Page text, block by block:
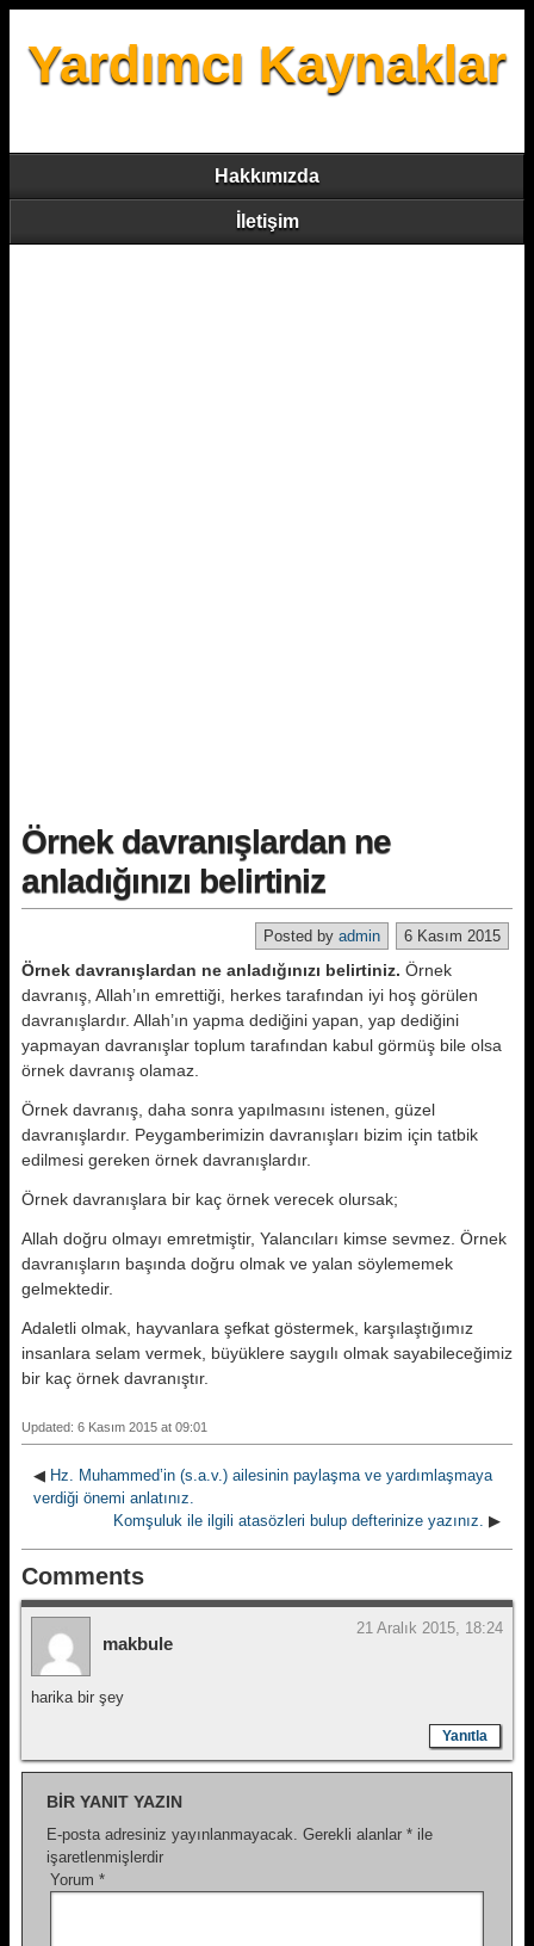
Yardımcı Kaynaklar
Hakkımızda
İletişim
Örnek davranışlardan ne
anladığınızı belirtiniz
6 Kasım 2015
Posted by admin
Örnek davranışlardan ne anladığınızı belirtiniz. Örnek
davranış, Allah’ın emrettiği, herkes tarafından iyi hoş görülen
davranışlardır. Allah’ın yapma dediğini yapan, yap dediğini
yapmayan davranışlar toplum tarafından kabul görmüş bile olsa
örnek davranış olamaz.
Örnek davranış, daha sonra yapılmasını istenen, güzel
davranışlardır. Peygamberimizin davranışları bizim için tatbik
edilmesi gereken örnek davranışlardır.
Örnek davranışlara bir kaç örnek verecek olursak;
Allah doğru olmayı emretmiştir, Yalancıları kimse sevmez. Örnek
davranışların başında doğru olmak ve yalan söylememek
gelmektedir.
Adaletli olmak, hayvanlara şefkat göstermek, karşılaştığımız
insanlara selam vermek, büyüklere saygılı olmak sayabileceğimiz
bir kaç örnek davranıştır.
Updated: 6 Kasım 2015 at 09:01
◀ Hz. Muhammed’in (s.a.v.) ailesinin paylaşma ve yardımlaşmaya
verdiği önemi anla­tınız.
Komşuluk ile ilgili atasözleri bulup defterinize yazınız. ▶
Comments
makbule
21 Aralık 2015, 18:24
harika bir şey
Yanıtla
BIR YANIT YAZIN
E-posta adresiniz yayınlanmayacak. Gerekli alanlar * ile
işaretlenmişlerdir
Yorum *